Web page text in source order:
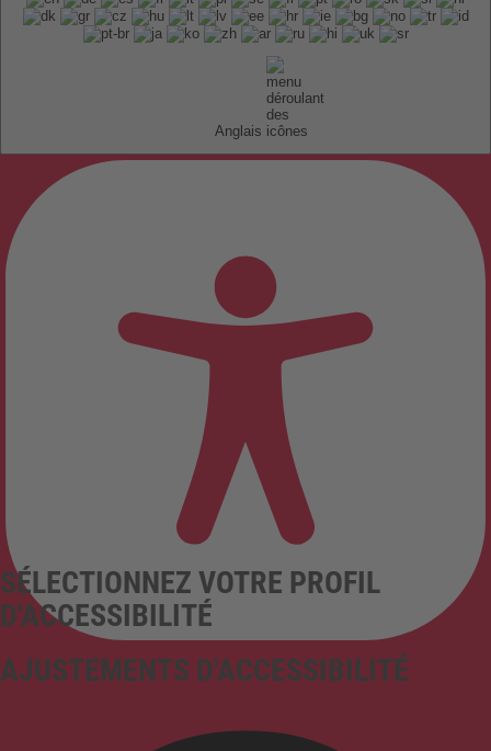
Anglais
AJUSTEMENTS D'ACCESSIBILITÉ
SÉLECTIONNEZ VOTRE PROFIL
D'ACCESSIBILITÉ